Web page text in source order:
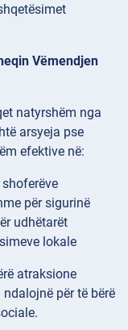
Vëmendjen
natyrshëm nga
arsyeja pse
efektive në:
për sigurinë
udhëtarët
lokale
atraksione
për të bërë